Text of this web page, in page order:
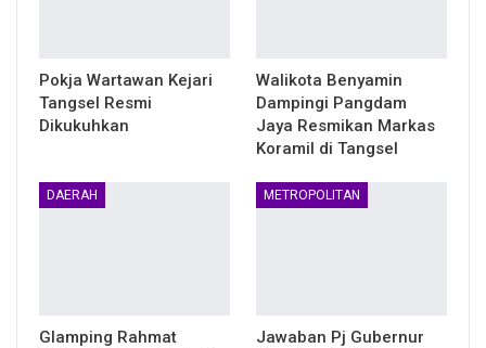
Pokja Wartawan Kejari
Tangsel Resmi
Dikukuhkan
Walikota Benyamin
Dampingi Pangdam
Jaya Resmikan Markas
Koramil di Tangsel
DAERAH
Glamping Rahmat
METROPOLITAN
Jawaban Pj Gubernur